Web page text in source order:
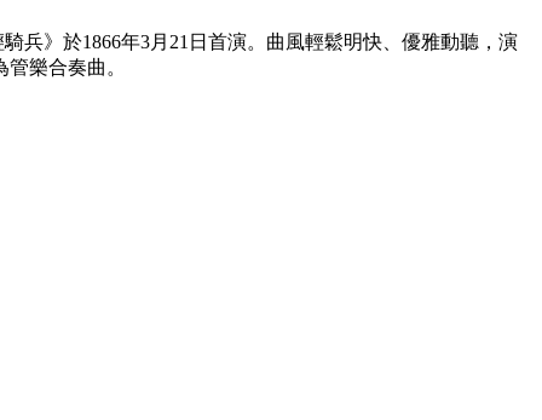
兵》於1866年3月21日首演。曲風輕鬆明快、優雅動聽，演
樂合奏曲。